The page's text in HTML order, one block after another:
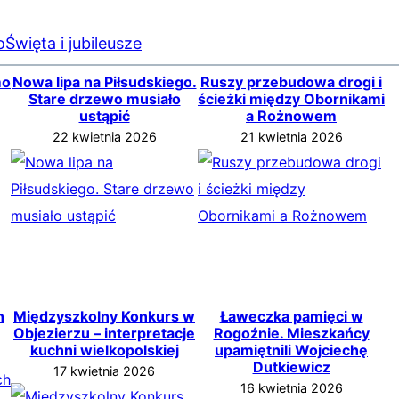
Święta i jubileusze
Nowa lipa na Piłsudskiego.
Stare drzewo musiało
ustąpić
22 kwietnia 2026
Ruszy przebudowa drogi i
ścieżki między Obornikami
a Rożnowem
21 kwietnia 2026
Międzyszkolny Konkurs w
Objezierzu – interpretacje
kuchni wielkopolskiej
17 kwietnia 2026
Ławeczka pamięci w
Rogoźnie. Mieszkańcy
upamiętnili Wojciechę
Dutkiewicz
16 kwietnia 2026